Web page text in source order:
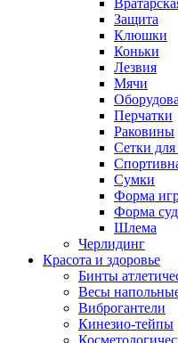
Защита
Клюшки
Коньки
Лезвия
Мячи
Перчатки
Раковины
Сетки для
Сумки
Форма
Форма
Шлема
Черлидинг
Красота и здоровье
Бинты
Весы
Виброгантели
Кинезио-тейпы